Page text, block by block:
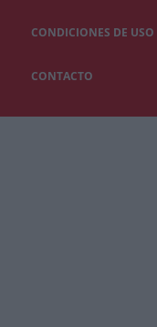
CONDICIONES DE
CONTACTO